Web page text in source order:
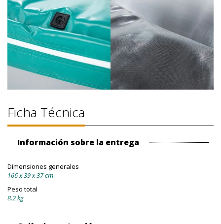
Ficha Técnica
Información sobre la entrega
Dimensiones generales
166 x 39 x 37 cm
Peso total
8.2 kg